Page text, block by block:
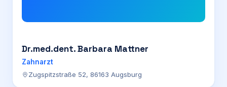
Dr.med.dent. Barbara Mattner
Zahnarzt
Zugspitzstraße 52, 86163 Augsburg